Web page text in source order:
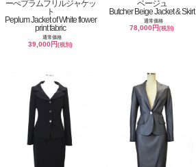
ーぺプラムフリルジャケッ
ト
Peplum Jacket of White flower
print fabric
通常価格
39,000円(税別)
ベージュ
Butcher Beige Jacket & Skirt
通常価格
78,000円(税別)